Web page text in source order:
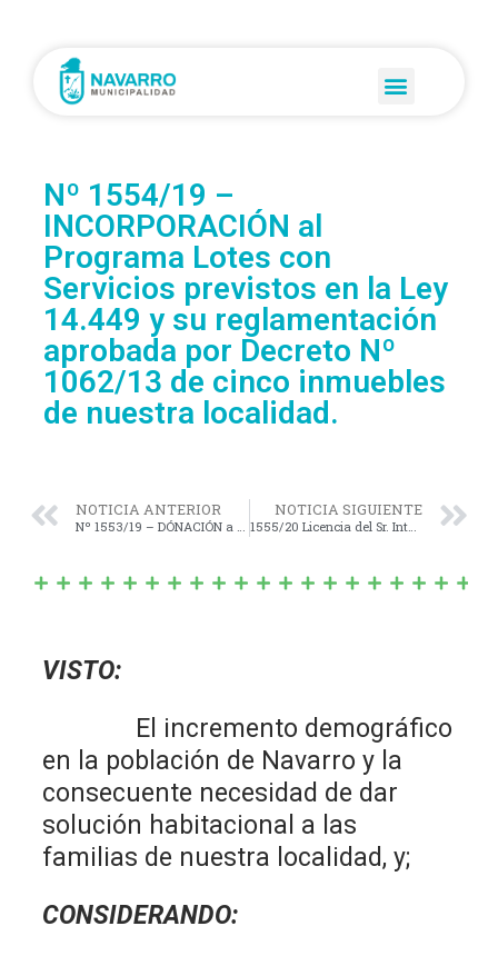
Nº 1554/19 –
INCORPORACIÓN al
Programa Lotes con
Servicios previstos en la Ley
14.449 y su reglamentación
aprobada por Decreto Nº
1062/13 de cinco inmuebles
de nuestra localidad.
NOTICIA ANTERIOR
Nº 1553/19 – DÓNACIÓN a la Provincia de Buenos Aires para ser utilizado por el Ministerio de Seguridad, a fin de emplazar el Destacamento Policial de la localidad de Las Marianas, el inmueble denominado Catastralmente como: Circunscripción VI; Sección C.; Manzana 35; Parcela 6a.
NOTICIA SIGUIENTE
1555/20 Licencia del Sr. Intendente Municipal, Lic. Santiago Maggiotti.
VISTO:
El incremento demográfico
en la población de Navarro y la
consecuente necesidad de dar
solución habitacional a las
familias de nuestra localidad, y;
CONSIDERANDO: